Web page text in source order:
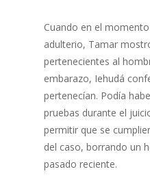
Cuando en el
adulterio, Tamar
pertenecientes al
embarazo, Iehudá
pertenecían. Podía
pruebas durante el
permitir que se
del caso, borrando un
pasado reciente.